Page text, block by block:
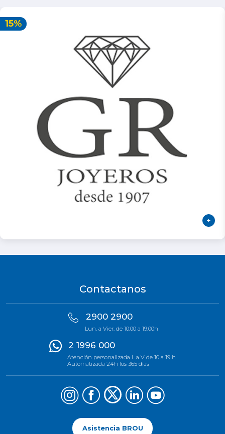
15%
Contactanos
2900 2900
Lun. a Vier. de 10:00 a 19:00h
2 1996 000
Atención personalizada L a V de 10 a 19 h
Automatizada 24h los 365 días
Asistencia BROU